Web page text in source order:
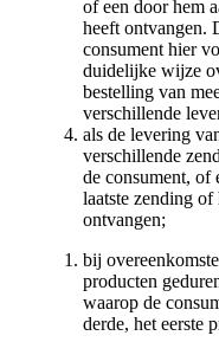
of een door hem
heeft ontvangen.
consument hier
duidelijke wijze
bestelling van
verschillende
als de levering
verschillende
de consument, of
laatste zending of
ontvangen;
bij
producten
waarop de
derde, het eerste